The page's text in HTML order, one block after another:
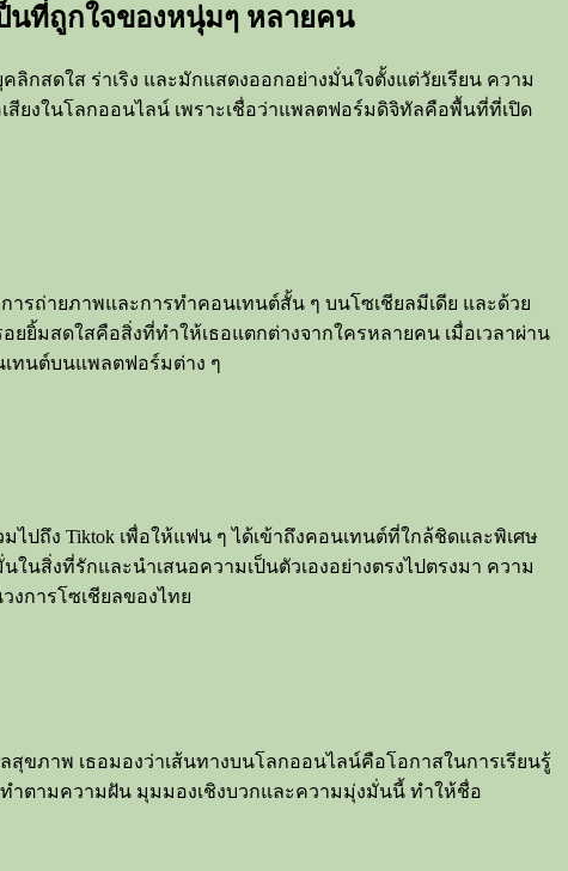
นที่ถูกใจของหนุ่มๆ หลายคน
กสดใส ร่าเริง และมักแสดงออกอย่างมั่นใจตั้งแต่วัยเรียน ความ
ยงในโลกออนไลน์ เพราะเชื่อว่าแพลตฟอร์มดิจิทัลคือพื้นที่ที่เปิด
ารถ่ายภาพและการทำคอนเทนต์สั้น ๆ บนโซเชียลมีเดีย และด้วย
ยิ้มสดใสคือสิ่งที่ทำให้เธอแตกต่างจากใครหลายคน เมื่อเวลาผ่าน
ทนต์บนแพลตฟอร์มต่าง ๆ
ปถึง Tiktok เพื่อให้แฟน ๆ ได้เข้าถึงคอนเทนต์ที่ใกล้ชิดและพิเศษ
นสิ่งที่รักและนำเสนอความเป็นตัวเองอย่างตรงไปตรงมา ความ
งการโซเชียลของไทย
ขภาพ เธอมองว่าเส้นทางบนโลกออนไลน์คือโอกาสในการเรียนรู้
ทำตามความฝัน มุมมองเชิงบวกและความมุ่งมั่นนี้ ทำให้ชื่อ